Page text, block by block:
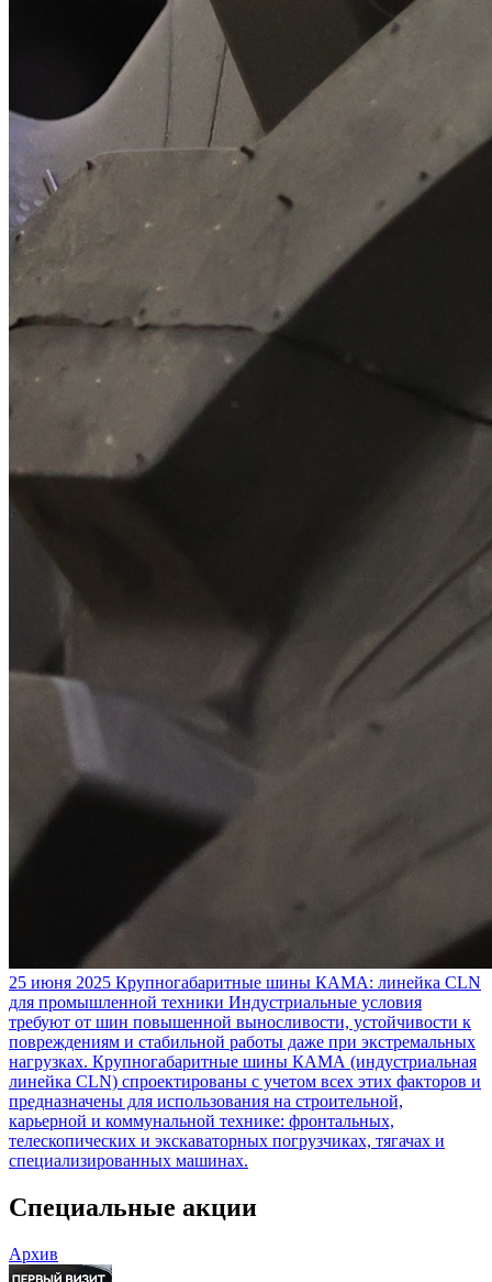
25 июня 2025 Крупногабаритные шины КАМА: линейка CLN
для промышленной техники Индустриальные условия
требуют от шин повышенной выносливости, устойчивости к
повреждениям и стабильной работы даже при экстремальных
нагрузках. Крупногабаритные шины КАМА (индустриальная
линейка CLN) спроектированы с учетом всех этих факторов и
предназначены для использования на строительной,
карьерной и коммунальной технике: фронтальных,
телескопических и экскаваторных погрузчиках, тягачах и
специализированных машинах.
Специальные акции
Архив